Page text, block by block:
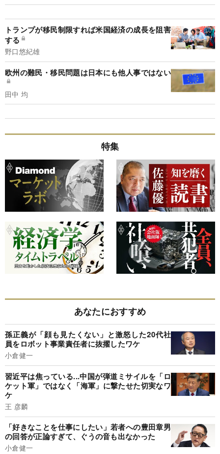
トランプが移民制限すれば米国経済の成長を阻害
する
野口悠紀雄
欧州の難民・移民問題は日本にも他人事ではない
田中 均
特集
あなたにおすすめ
孫正義が「顔も見たくない」と激怒した20代社
員をロボット事業責任者に抜擢したワケ
小倉健一
習近平は焦っている...中国が弾道ミサイルを「ロ
ケット軍」ではなく「海軍」に撃たせた切実なワ
ケ
王 彦麟
「好きなことを仕事にしたい」若者への豊田章男
の回答が正論すぎて、ぐうの音も出なかった
小倉健一